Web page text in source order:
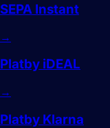
SEPA Instant
→
Platby iDEAL
→
Platby Klarna